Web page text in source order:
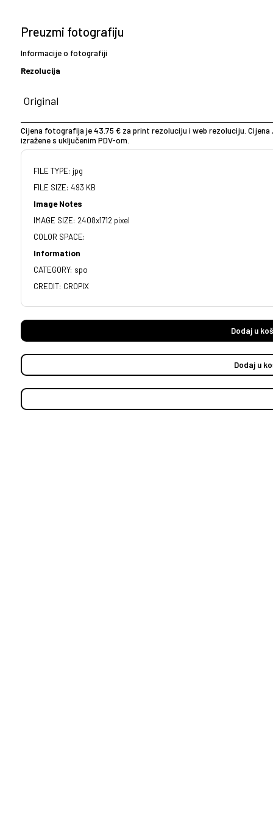
Preuzmi fotografiju
Informacije o fotografiji
Rezolucija
Cijena fotografija je 43.75 € za print rezoluciju i web rezoluciju.
izražene s uključenim PDV-om.
FILE TYPE: jpg
FILE SIZE: 493 KB
Image Notes
IMAGE SIZE: 2408x1712 pixel
COLOR SPACE:
Information
CATEGORY: spo
CREDIT: CROPIX
Dodaj u
Dodaj u